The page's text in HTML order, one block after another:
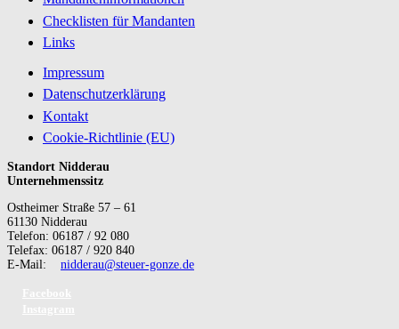
Checklisten für Mandanten
Links
Impressum
Datenschutzerklärung
Kontakt
Cookie-Richtlinie (EU)
Standort Nidderau
Unternehmenssitz
Ostheimer Straße 57 – 61
61130 Nidderau
Telefon: 06187 / 92 080
Telefax: 06187 / 920 840
E-Mail: nidderau@steuer-gonze.de